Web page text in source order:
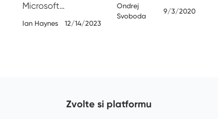
Microsoft…
Ian Haynes 12/14/2023
Ondrej
Svoboda
9/3/2020
Zvolte si platformu